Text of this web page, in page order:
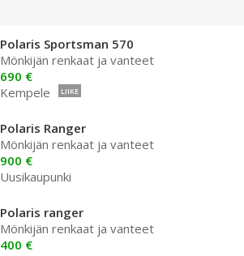
Polaris Sportsman 570
Mönkijän renkaat ja vanteet
690 €
Kempele
LIIKE
Polaris Ranger
Mönkijän renkaat ja vanteet
900 €
Uusikaupunki
Polaris ranger
Mönkijän renkaat ja vanteet
400 €